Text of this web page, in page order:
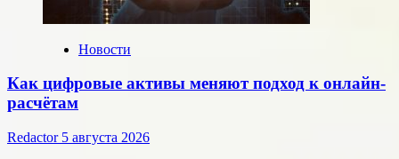
Новости
Как цифровые активы меняют подход к онлайн-
расчётам
Redactor 5 августа 2026